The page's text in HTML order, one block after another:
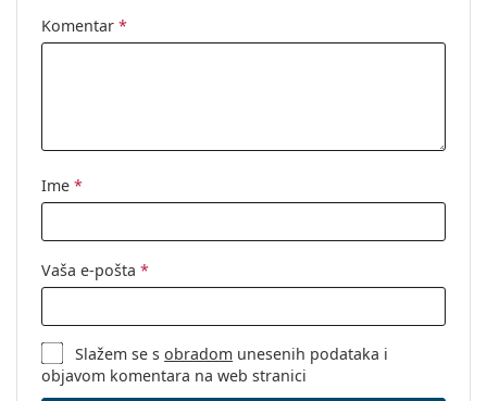
putovanja.
Dodaci
Kategorija:
Dodaci
Komentar *
Ime *
Vaša e-pošta *
Slažem se sobradom unesenih podataka i
objavom komentara na web stranici